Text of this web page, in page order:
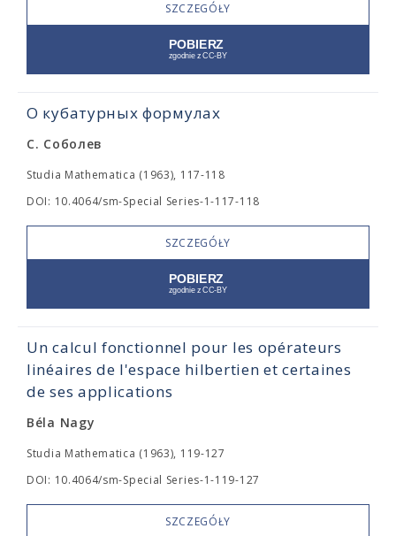
SZCZEGÓŁY
О кубатурных формулах
С. Соболев
Studia Mathematica (1963), 117-118
DOI: 10.4064/sm-Special Series-1-117-118
SZCZEGÓŁY
Un calcul fonctionnel pour les opérateurs
linéaires de l'espace hilbertien et certaines
de ses applications
Béla Nagy
Studia Mathematica (1963), 119-127
DOI: 10.4064/sm-Special Series-1-119-127
SZCZEGÓŁY